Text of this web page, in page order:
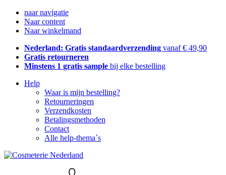
naar navigatie
Naar content
Naar winkelmand
Nederland: Gratis standaardverzending vanaf € 49,90
Gratis retourneren
Minstens 1 gratis sample bij elke bestelling
Help
Waar is mijn bestelling?
Retourneringen
Verzendkosten
Betalingsmethoden
Contact
Alle help-thema`s